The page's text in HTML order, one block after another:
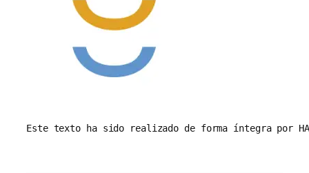
Este texto ha sido realizado de forma íntegra por